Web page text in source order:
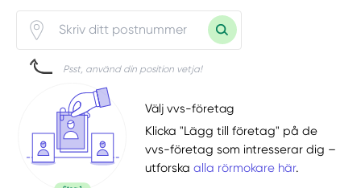
Psst, använd din position vetja!
Välj vvs-företag
Klicka "Lägg till företag" på de
vvs-företag som intresserar dig –
utforskaalla rörmokare här.